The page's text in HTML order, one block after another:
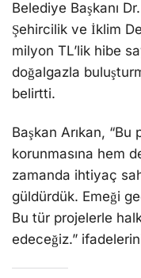
Belediye Başkanı
Şehircilik ve İklim
milyon TL’lik hibe
doğalgazla
belirtti.
Başkan Arıkan,
korunmasına hem
zamanda ihtiyaç
güldürdük. Emeği
Bu tür projelerle
edeceğiz.”